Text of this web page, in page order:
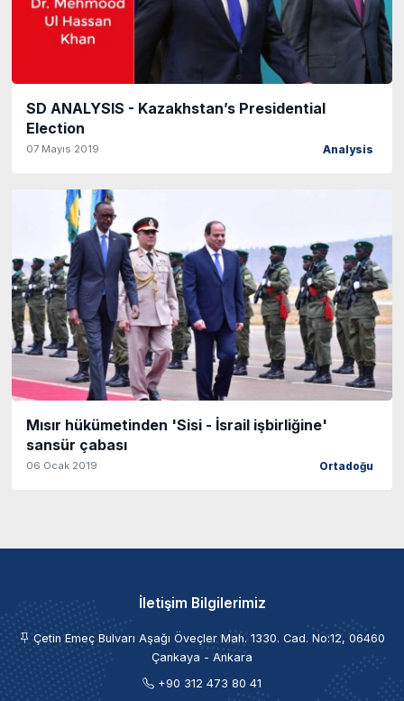
SD ANALYSIS - Kazakhstan’s Presidential
Election
07 Mayıs 2019 Analysis
Mısır hükümetinden 'Sisi - İsrail işbirliğine'
sansür çabası
06 Ocak 2019 Ortadoğu
İletişim Bilgilerimiz
Çetin Emeç Bulvarı Aşağı Öveçler Mah. 1330. Cad. No:12, 06460
Çankaya - Ankara
+90 312 473 80 41